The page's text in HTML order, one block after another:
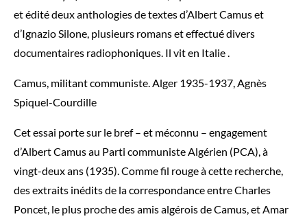
et édité deux anthologies de textes d’Albert Camus et
d’Ignazio Silone, plusieurs romans et effectué divers
documentaires radiophoniques. Il vit en Italie .
Camus, militant communiste. Alger 1935-1937, Agnès
Spiquel-Courdille
Cet essai porte sur le bref – et méconnu – engagement
d’Albert Camus au Parti communiste Algérien (PCA), à
vingt-deux ans (1935). Comme fil rouge à cette recherche,
des extraits inédits de la correspondance entre Charles
Poncet, le plus proche des amis algérois de Camus, et Amar